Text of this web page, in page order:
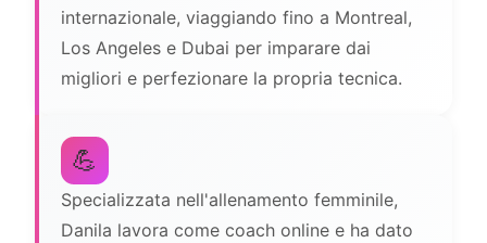
internazionale, viaggiando fino a Montreal,
Los Angeles e Dubai per imparare dai
migliori e perfezionare la propria tecnica.
💪
Specializzata nell'allenamento femminile,
Danila lavora come coach online e ha dato